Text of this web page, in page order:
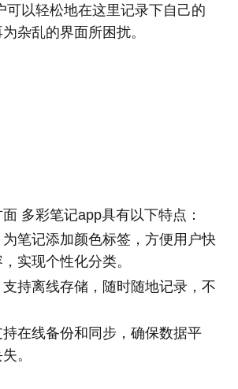
可以轻松地在这里记录下自己的
杂乱的界面所困扰。
多彩笔记app具有以下特点：
笔记添加颜色标签，方便用户快
实现个性化分类。
持离线存储，随时随地记录，不
在线备份和同步，确保数据平
。